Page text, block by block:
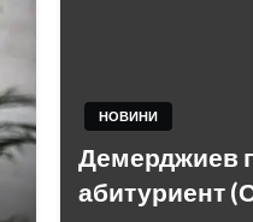
НОВИНИ
Демерджиев
абитуриент